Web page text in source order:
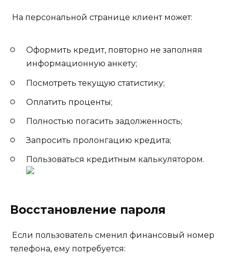
На персональной странице клиент может:
Оформить кредит, повторно не заполняя
информационную анкету;
Посмотреть текущую статистику;
Оплатить проценты;
Полностью погасить задолженность;
Запросить пролонгацию кредита;
Пользоваться кредитным калькулятором.
Восстановление пароля
Если пользователь сменил финансовый номер
телефона, ему потребуется: